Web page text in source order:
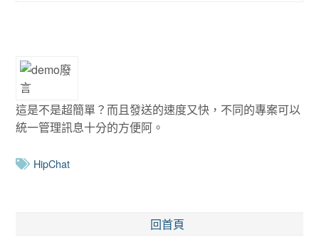
這是不是超簡單？而且發送的速度又快，不同的專案可以
統一管理訊息十分的方便阿。
HipChat
回首頁